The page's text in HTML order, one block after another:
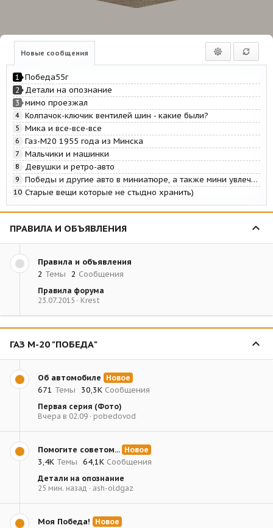
Новые сообщения
1 Победа55г
2 Детали на опознание
3 мимо проезжал
4 Колпачок-ключик вентилей шин - какие были?
5 Мика и все-все-все
6 Газ-М20 1955 года из Минска
7 Мальчики и машинки
8 Девушки и ретро-авто
9 Победы и другие авто в миниатюре, а также мини увлечения
10 Старые вещи которые не стыдно хранить)
ПРАВИЛА И ОБЪЯВЛЕНИЯ
Правила и объявления
2 Темы 2 Сообщения
Правила форума
23.07.2015
Krest
ГАЗ М-20 "ПОБЕДА"
Об автомобиле Новое
671 Темы 30,3К Сообщения
Первая серия (Фото)
Вчера в 02:09
pobedovod
Помогите советом... Новое
3,4К Темы 64,1К Сообщения
Детали на опознание
25 мин. назад
ash-oldgaz
Моя Победа! Новое